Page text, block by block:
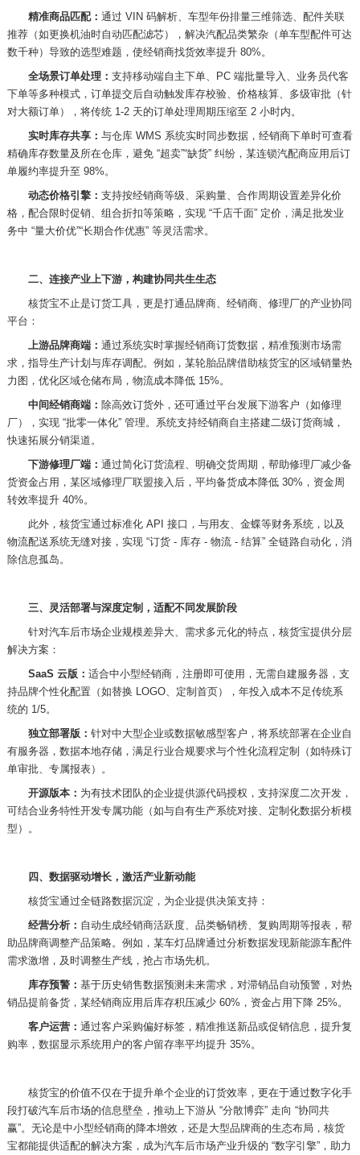
精准商品匹配： 通过 VIN 码解析、车型年份排量三维筛选、配件关联
推荐（如更换机油时自动匹配滤芯），解决汽配品类繁杂（单车型配件可达
数千种）导致的选型难题，使经销商找货效率提升80%。
全场景订单处理： 支持移动端自主下单、 PC 端批量导入、业务员代客
下单等多种模式，订单提交后自动触发库存校验、价格核算、多级审批（针
对大额订单），将传统1-2 天的订单处理周期压缩至 2 小时内。
实时库存共享： 与仓库WMS 系统实时同步数据，经销商下单时可查看
精确库存数量及所在仓库，避免 “超卖”“缺货” 纠纷，某连锁汽配商应用后订
单履约率提升至 98%。
动态价格引擎： 支持按经销商等级、采购量、合作周期设置差异化价
格，配合限时促销、组合折扣等策略，实现 “千店千面” 定价，满足批发业
务中 “量大价优”“长期合作优惠” 等灵活需求。
二、连接产业上下游，构建协同共生生态
核货宝不止是订货工具，更是打通品牌商、经销商、修理厂的产业协同
平台：
上游品牌商端： 通过系统实时掌握经销商订货数据，精准预测市场需
求，指导生产计划与库存调配。例如，某轮胎品牌借助核货宝的区域销量热
力图，优化区域仓储布局，物流成本降低15%。
中间经销商端： 除高效订货外，还可通过平台发展下游客户（如修理
厂），实现 “批零一体化” 管理。系统支持经销商自主搭建二级订货商城，
快速拓展分销渠道。
下游修理厂端： 通过简化订货流程、明确交货周期，帮助修理厂减少备
货资金占用，某区域修理厂联盟接入后，平均备货成本降低30% ，资金周
转效率提升40%。
此外，核货宝通过标准化API 接口，与用友、金蝶等财务系统，以及
物流配送系统无缝对接，实现 “订货- 库存- 物流- 结算” 全链路自动化，消
除信息孤岛。
三、灵活部署与深度定制，适配不同发展阶段
针对汽车后市场企业规模差异大、需求多元化的特点，核货宝提供分层
解决方案：
SaaS 云版： 适合中小型经销商，注册即可使用，无需自建服务器，支
持品牌个性化配置（如替换 LOGO、定制首页），年投入成本不足传统系
统的 1/5。
独立部署版： 针对中大型企业或数据敏感型客户，将系统部署在企业自
有服务器，数据本地存储，满足行业合规要求与个性化流程定制（如特殊订
单审批、专属报表）。
开源版本： 为有技术团队的企业提供源代码授权，支持深度二次开发，
可结合业务特性开发专属功能（如与自有生产系统对接、定制化数据分析模
型）。
四、数据驱动增长，激活产业新动能
核货宝通过全链路数据沉淀，为企业提供决策支持：
经营分析： 自动生成经销商活跃度、品类畅销榜、复购周期等报表，帮
助品牌商调整产品策略。例如，某车灯品牌通过分析数据发现新能源车配件
需求激增，及时调整生产线，抢占市场先机。
库存预警： 基于历史销售数据预测未来需求，对滞销品自动预警，对热
销品提前备货，某经销商应用后库存积压减少60% ，资金占用下降25%。
客户运营： 通过客户采购偏好标签，精准推送新品或促销信息，提升复
购率，数据显示系统用户的客户留存率平均提升35%。
核货宝的价值不仅在于提升单个企业的订货效率，更在于通过数字化手
段打破汽车后市场的信息壁垒，推动上下游从 “分散博弈” 走向 “协同共
赢”。无论是中小型经销商的降本增效，还是大型品牌商的生态布局，核货
宝都能提供适配的解决方案，成为汽车后市场产业升级的 “数字引擎”，助力